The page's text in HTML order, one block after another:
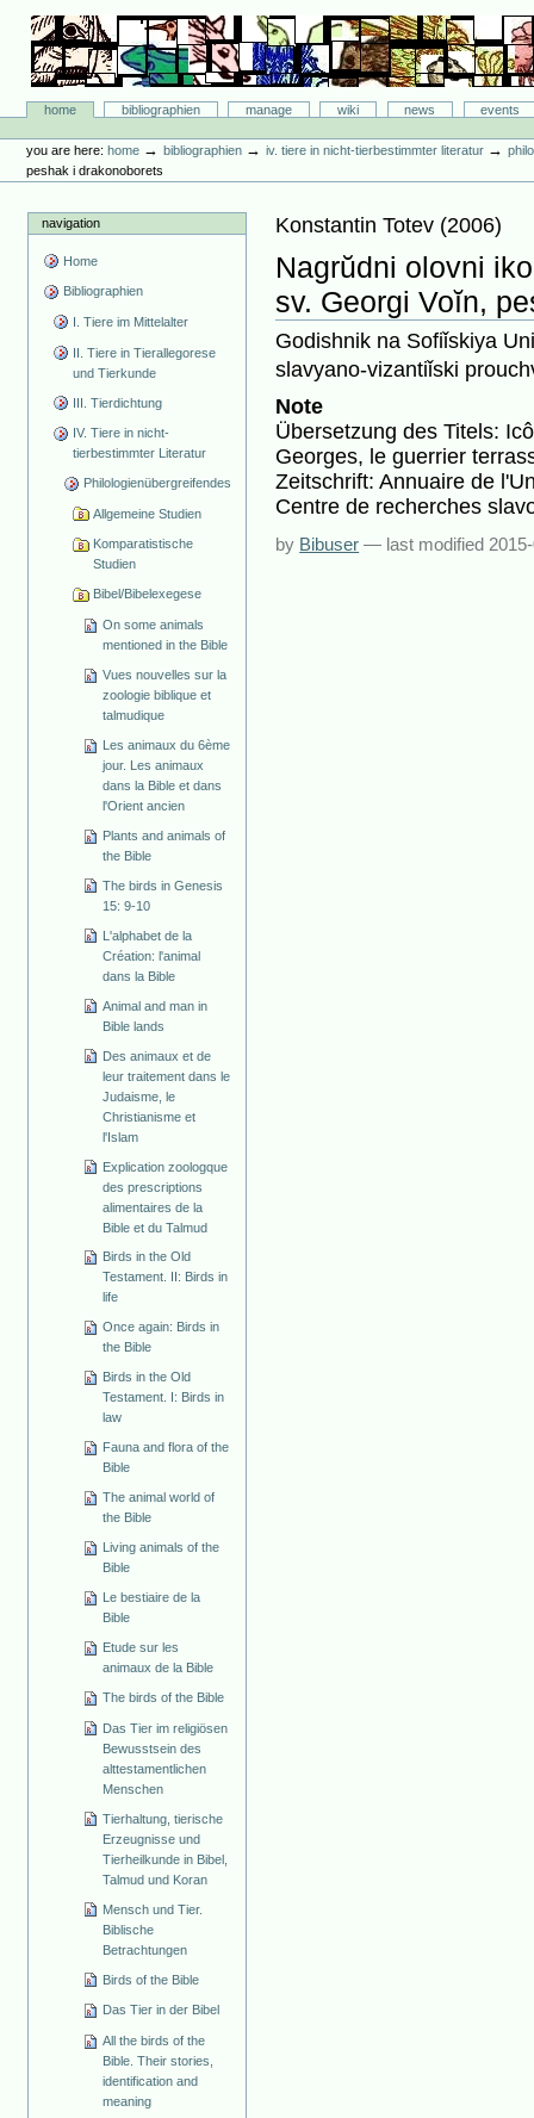
content.
navigation
Bibliographie-Portal
Sectionshome bibliographien manage wiki news
events
tools
you are here: home →bibliographien →iv. tiere in nicht-tierbestimmter literatur →
peshak i drakonoborets
navigation
Home
Bibliographien
I. Tiere im Mittelalter
II. Tiere in Tierallegorese
und Tierkunde
III. Tierdichtung
IV. Tiere in nicht-
tierbestimmter Literatur
Philologienübergreifendes
Allgemeine Studien
Komparatistische
Studien
Bibel/Bibelexegese
On some animals
mentioned in the Bible
Vues nouvelles sur la
zoologie biblique et
talmudique
Les animaux du 6ème
jour. Les animaux
dans la Bible et dans
l'Orient ancien
Plants and animals of
the Bible
The birds in Genesis
15: 9-10
L'alphabet de la
Création: l'animal
dans la Bible
Animal and man in
Bible lands
Des animaux et de
leur traitement dans le
Judaisme, le
Christianisme et
l'Islam
Explication zoologque
des prescriptions
alimentaires de la
Bible et du Talmud
Birds in the Old
Testament. II: Birds in
life
Once again: Birds in
the Bible
Birds in the Old
Testament. I: Birds in
law
Fauna and flora of the
Bible
The animal world of
the Bible
Living animals of the
Bible
Le bestiaire de la
Bible
Etude sur les
animaux de la Bible
The birds of the Bible
Das Tier im religiösen
Bewusstsein des
alttestamentlichen
Menschen
Tierhaltung, tierische
Erzeugnisse und
Tierheilkunde in Bibel,
Talmud und Koran
Mensch und Tier.
Biblische
Betrachtungen
Birds of the Bible
Das Tier in der Bibel
All the birds of the
Bible. Their stories,
identification and
meaning
Konstantin Totev (2006)
Nagrŭdni olovni
sv. Georgi Voĭn,
Godishnik na Sofiǐskiya
slavyano-vizantiǐski
Note
Übersetzung des Titels:
Georges, le guerrier
Zeitschrift: Annuaire de
Centre de recherches
by Bibuser — last modified